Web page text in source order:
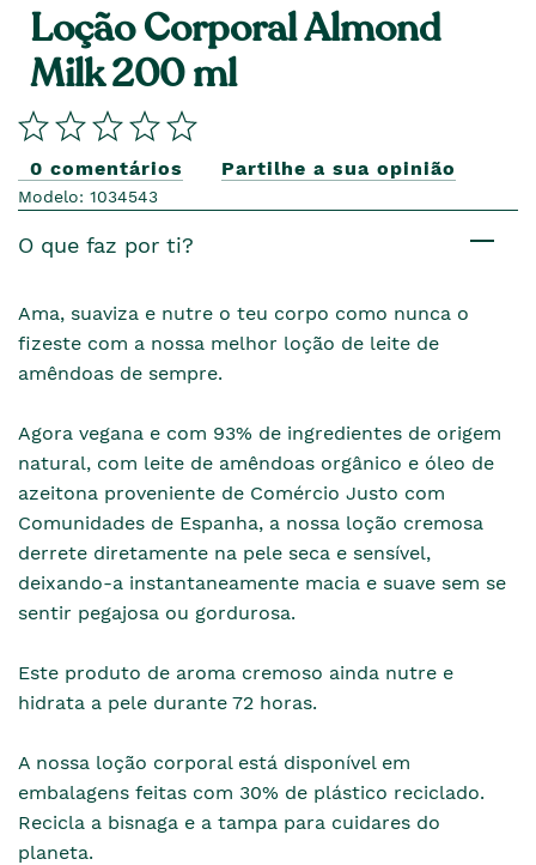
Loção Corporal Almond
Milk 200 ml
0 comentários Partilhe a sua opinião
Modelo: 1034543
O que faz por ti?
Ama, suaviza e nutre o teu corpo como nunca o
fizeste com a nossa melhor loção de leite de
amêndoas de sempre.
Agora vegana e com 93% de ingredientes de origem
natural, com leite de amêndoas orgânico e óleo de
azeitona proveniente de Comércio Justo com
Comunidades de Espanha, a nossa loção cremosa
derrete diretamente na pele seca e sensível,
deixando-a instantaneamente macia e suave sem se
sentir pegajosa ou gordurosa.
Este produto de aroma cremoso ainda nutre e
hidrata a pele durante 72 horas.
A nossa loção corporal está disponível em
embalagens feitas com 30% de plástico reciclado.
Recicla a bisnaga e a tampa para cuidares do
planeta.